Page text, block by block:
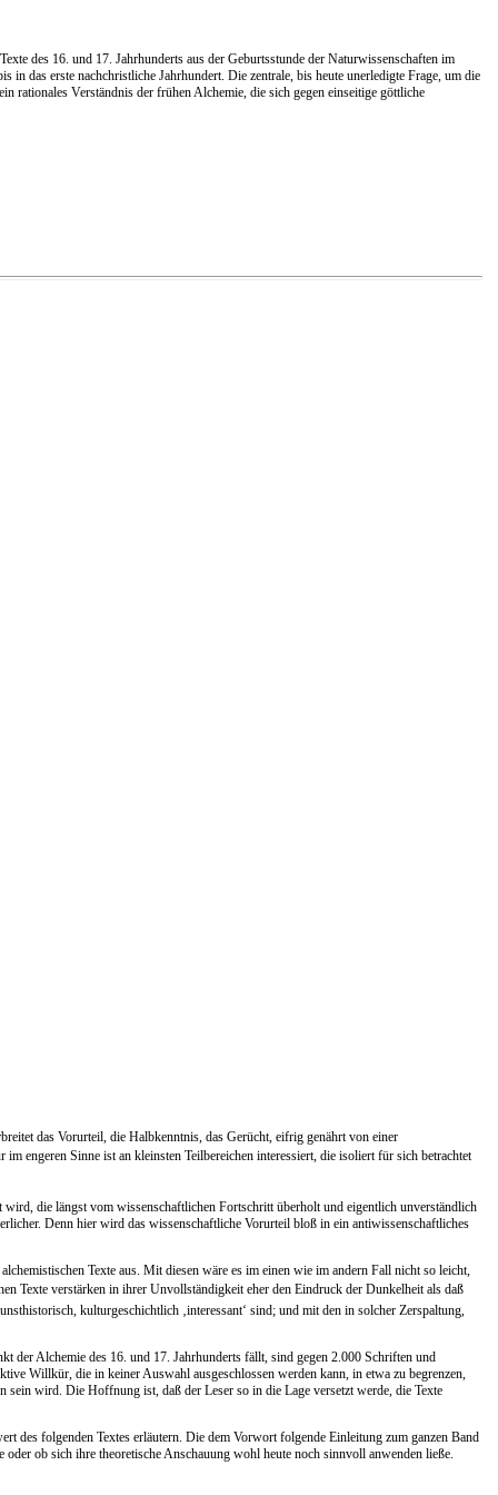
des 16. und 17. Jahrhunderts aus der Geburtsstunde der Naturwissenschaften im
das erste nachchristliche Jahrhundert. Die zentrale, bis heute unerledigte Frage, um die
rationales Verständnis der frühen Alchemie, die sich gegen einseitige göttliche
das Vorurteil, die Halbkenntnis, das Gerücht, eifrig genährt von einer
engeren Sinne ist an kleinsten Teilbereichen interessiert, die isoliert für sich betrachtet
die längst vom wissenschaftlichen Fortschritt überholt und eigentlich unverständlich
Denn hier wird das wissenschaftliche Vorurteil bloß in ein antiwissenschaftliches
Texte aus. Mit diesen wäre es im einen wie im andern Fall nicht so leicht,
Texte verstärken in ihrer Unvollständigkeit eher den Eindruck der Dunkelheit als daß
kulturgeschichtlich ‚interessant‘ sind; und mit den in solcher Zerspaltung,
der Alchemie des 16. und 17. Jahrhunderts fällt, sind gegen 2.000 Schriften und
Willkür, die in keiner Auswahl ausgeschlossen werden kann, in etwa zu begrenzen,
wird. Die Hoffnung ist, daß der Leser so in die Lage versetzt werde, die Texte
des folgenden Textes erläutern. Die dem Vorwort folgende Einleitung zum ganzen Band
ob sich ihre theoretische Anschauung wohl heute noch sinnvoll anwenden ließe.